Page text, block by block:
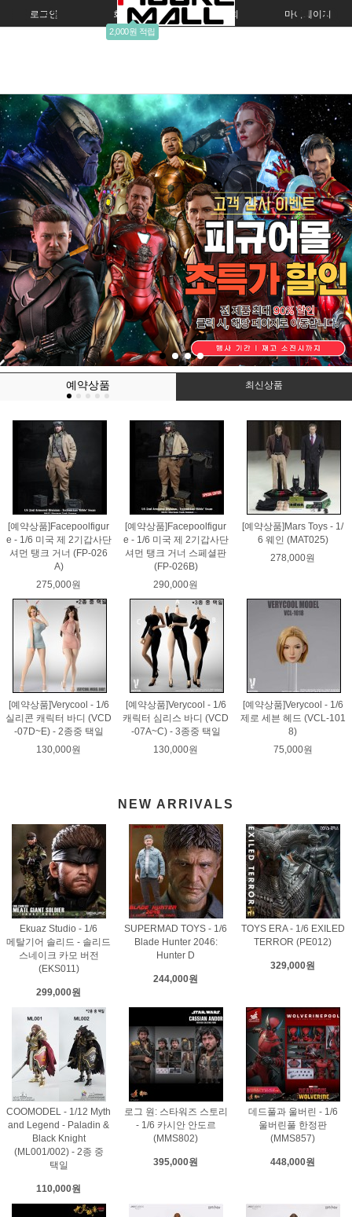
로그인 회원가입
2,000원 적립
주문조회 마이페이지
예약상품 최신상품
[예약상품]Facepoolfigur
e - 1/6 미국 제 2기갑사단
셔먼 탱크 거너 (FP-026
A)
275,000원
[예약상품]Facepoolfigur
e - 1/6 미국 제 2기갑사단
셔먼 탱크 거너 스페셜판
(FP-026B)
290,000원
[예약상품]Mars Toys - 1/
6 웨인 (MAT025)
278,000원
[예약상품]Verycool - 1/6
실리콘 캐릭터 바디 (VCD
-07D~E) - 2종중 택일
130,000원
[예약상품]Verycool - 1/6
캐릭터 심리스 바디 (VCD
-07A~C) - 3종중 택일
130,000원
[예약상품]Verycool - 1/6
제로 세븐 헤드 (VCL-101
8)
75,000원
NEW ARRIVALS
Ekuaz Studio - 1/6
메탈기어 솔리드 - 솔리드
스네이크 카모 버전
(EKS011)
299,000원
SUPERMAD TOYS - 1/6
Blade Hunter 2046:
Hunter D
244,000원
TOYS ERA - 1/6 EXILED
TERROR (PE012)
329,000원
COOMODEL - 1/12 Myth
and Legend - Paladin &
Black Knight
(ML001/002) - 2종 중
택일
110,000원
로그 원: 스타워즈 스토리
- 1/6 카시안 안도르
(MMS802)
395,000원
데드풀과 울버린 - 1/6
울버린풀 한정판
(MMS857)
448,000원